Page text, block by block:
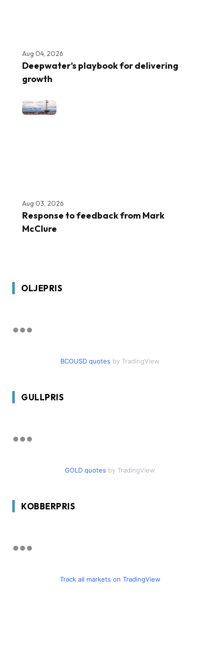
Aug 04, 2026
Deepwater’s playbook for delivering
growth
Aug 03, 2026
Response to feedback from Mark
McClure
OLJEPRIS
BCOUSD quotes by TradingView
GULLPRIS
GOLD quotes by TradingView
KOBBERPRIS
Track all markets on TradingView